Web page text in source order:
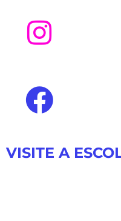
VISITE A